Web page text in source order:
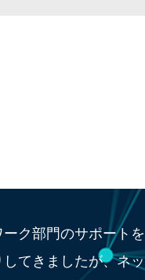
ク部門のサポート
てきましたが、ネ